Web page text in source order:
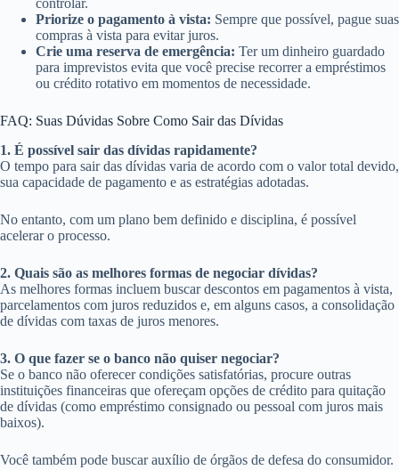
controlar.
Priorize o pagamento à vista: Sempre que possível, pague suas
compras à vista para evitar juros.
Crie uma reserva de emergência: Ter um dinheiro guardado
para imprevistos evita que você precise recorrer a empréstimos
ou crédito rotativo em momentos de necessidade.
FAQ: Suas Dúvidas Sobre Como Sair das Dívidas
1. É possível sair das dívidas rapidamente?
O tempo para sair das dívidas varia de acordo com o valor total devido,
sua capacidade de pagamento e as estratégias adotadas.
No entanto, com um plano bem definido e disciplina, é possível
acelerar o processo.
2. Quais são as melhores formas de negociar dívidas?
As melhores formas incluem buscar descontos em pagamentos à vista,
parcelamentos com juros reduzidos e, em alguns casos, a consolidação
de dívidas com taxas de juros menores.
3. O que fazer se o banco não quiser negociar?
Se o banco não oferecer condições satisfatórias, procure outras
instituições financeiras que ofereçam opções de crédito para quitação
de dívidas (como empréstimo consignado ou pessoal com juros mais
baixos).
Você também pode buscar auxílio de órgãos de defesa do consumidor.